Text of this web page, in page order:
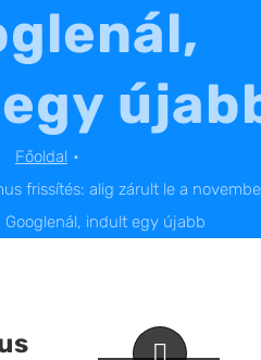
Főoldal
frissítés: alig zárult le a
Googlenál, indult egy újabb